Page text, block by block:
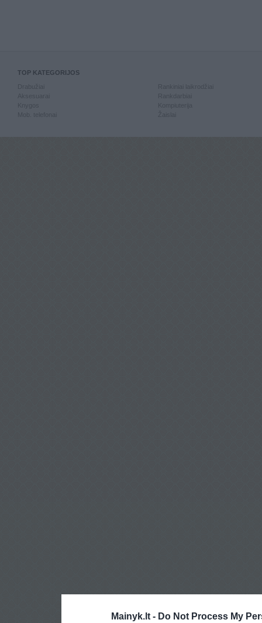
Mainyk.lt - Do Not Process My
TOP KATEGORIJOS
Knygos
Mob. telefonai
Kompiuterija
Žaislai